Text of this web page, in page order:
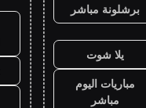
برشلونة مباشر
يلا شوت
مباريات اليوم
مباشر